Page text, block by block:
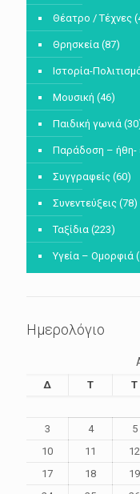
Θέατρο / Τέχνες
Θρησκεία (87)
Ιστορία-
Μουσική (46)
Παιδική γωνιά
Παράδοση – ήθη-
Συγγραφείς (60)
Συνεντεύξεις (78)
Ταξίδια (223)
Υγεία – Ομορφιά
Ημερολόγιο
Δ Τ Τ
3
4 5
10
11 12
17
18 19